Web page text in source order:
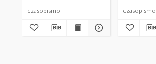
czasopismo czasopismo